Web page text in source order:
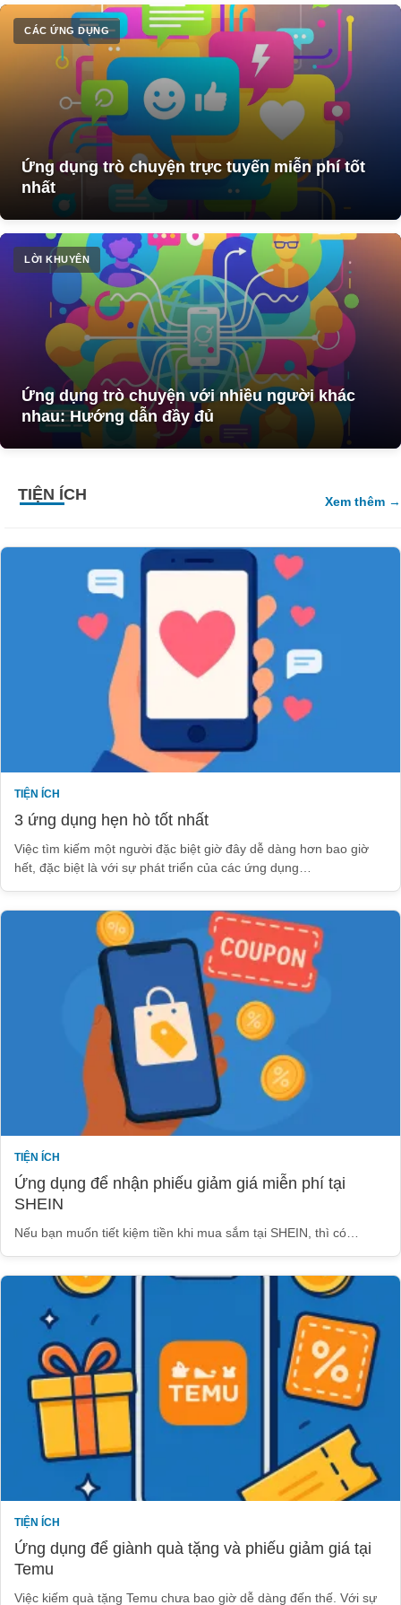
CÁC ỨNG DỤNG
Ứng dụng trò chuyện trực tuyến miễn phí tốt
nhất
LỜI KHUYÊN
Ứng dụng trò chuyện với nhiều người khác
nhau: Hướng dẫn đầy đủ
TIỆN ÍCH Xem thêm
TIỆN ÍCH
3 ứng dụng hẹn hò tốt nhất
Việc tìm kiếm một người đặc biệt giờ đây dễ dàng hơn bao giờ
hết, đặc biệt là với sự phát triển của các ứng dụng…
TIỆN ÍCH
Ứng dụng để nhận phiếu giảm giá miễn phí tại
SHEIN
Nếu bạn muốn tiết kiệm tiền khi mua sắm tại SHEIN, thì có…
TIỆN ÍCH
Ứng dụng để giành quà tặng và phiếu giảm giá tại
Temu
Việc kiếm quà tặng Temu chưa bao giờ dễ dàng đến thế. Với sự